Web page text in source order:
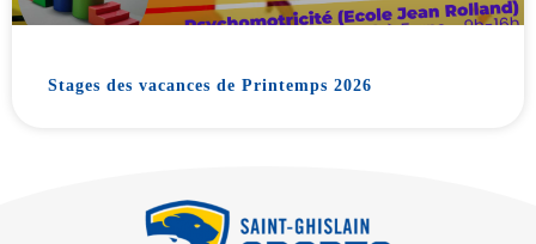
Stages des vacances de Printemps 2026